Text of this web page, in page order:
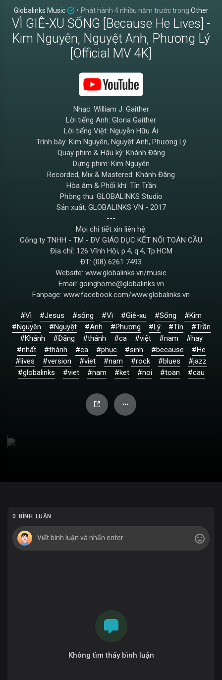
Globalinks Music • Phát hành 4 nhiều năm trướctrong Other
VÌ GIÊ-XU SỐNG [Because He Lives] -
Kim Nguyên, Nguyệt Anh, Phương Lý
[Official MV 4K]
Nhạc: William J. Gaither
Lời tiếng Anh: Gloria Gaither
Lời tiếng Việt: Nguyễn Hữu Ái
Trình bày: Kim Nguyên, Nguyệt Anh, Phương Lý
Quay phim & Hậu kỳ: Khánh Đăng
Dựng phim: Kim Nguyên
Recorded, Mix & Mastered: Khánh Đăng
Hòa âm & Phối khí: Tín Trần
Phòng thu: GLOBALINKS Studio
Sản xuất: GLOBALINKS VN - 2017
---
Mọi chi tiết xin liên hệ:
Công ty TNHH - TM - DV GIÁO DỤC KẾT NỐI TOÀN CẦU
Địa chỉ: 126 Vĩnh Hội, p.4, q.4, Tp.HCM
ĐT: (08) 6261 7493
Website: www.globalinks.vn/music
Email: goinghome@globalinks.vn
Fanpage: www.facebook.com/www.globalinks.vn
#Vì #Jesus #sống #Vì #Giê-xu #Sống
#Kim
#Nguyên
#Nguyệt #Anh #Phương #Lý #Tín
#Trần
#Khánh
#Đăng #thánh #ca #việt #nam
#hay
#nhất
#thánh #ca #phục #sinh #because
#He
#lives
#version #viet #nam #rock #blues
#jazz
#globalinks
#viet #nam #ket #noi #toan #cau
0 BÌNH LUẬN
Không tìm thấy bình luận